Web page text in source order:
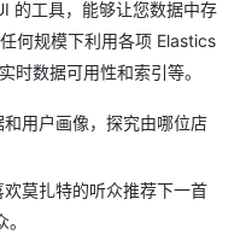
的工具，能够让您数据中存
何规模下利用各项 Elastics
时数据可用性和索引等。
用户画像，探究由哪位店
莫扎特的听众推荐下一首